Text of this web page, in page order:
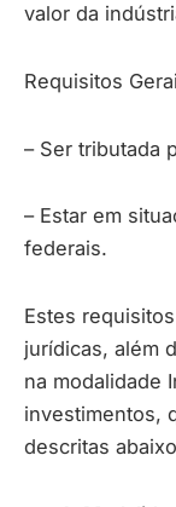
valor da
Requisitos
– Ser tributada
– Estar em
federais.
Estes
jurídicas, além
na modalidade
investimentos,
descritas